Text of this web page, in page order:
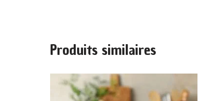
Produits similaires